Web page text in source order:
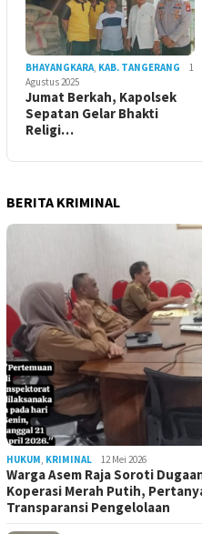
BHAYANGKARA KAB. TANGERANG
1
Agustus 2025
Jumat Berkah, Kapolsek
Sepatan Gelar Bhakti
Religi…
BERITA KRIMINAL
HUKUM KRIMINAL 12 Mei 2026
Warga Asem Raja Soroti
Koperasi Merah Putih,
Transparansi Pengelolaan